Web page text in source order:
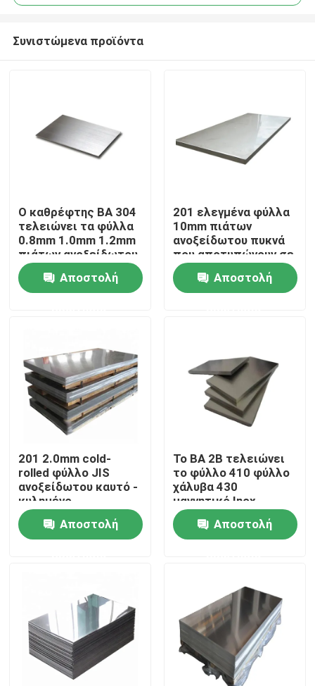
Σπίτι
βίντεο
Σχετικά με εμάς
Επισκεψή εργοστασίου
Έλεγχος ποιότητας
Ζητήστε μια προσφορά
Φύλλα πιάτων ανοξείδωτου
Συνιστώμενα προϊόντα
Ο καθρέφτης BA 304
τελειώνει τα φύλλα
0.8mm 1.0mm 1.2mm
πιάτων ανοξείδωτου
Αποστολή
201 ελεγμένα φύλλα
10mm πιάτων
ανοξείδωτου πυκνά
που αποτυπώνουν σε
ανάγλυφο
Αποστολή
201 2.0mm cold-
rolled φύλλο JIS
ανοξείδωτου καυτό -
κυλημένο
ανοξείδωτο 2B 304
Αποστολή
Το BA 2B τελειώνει
το φύλλο 410 φύλλο
χάλυβα 430
μαγνητικό Inox
Decoiling
ανοξείδωτου
Αποστολή